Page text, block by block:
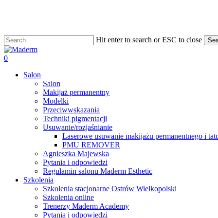
content
Hit enter to search or ESC to close
Close
Search
search
0
Salon
Salon
Makijaż permanentny
Modelki
Przeciwwskazania
Techniki pigmentacji
Usuwanie/rozjaśnianie
Laserowe usuwanie makijażu permanentnego i
PMU REMOVER
Agnieszka Majewska
Pytania i odpowiedzi
Regulamin salonu Maderm Esthetic
Szkolenia
Szkolenia stacjonarne Ostrów Wielkopolski
Szkolenia online
Trenerzy Maderm Academy
Pytania i odpowiedzi